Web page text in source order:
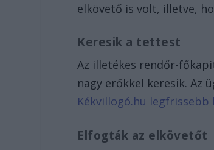
elkövető is volt, illetve,
Keresik a tettest
Az illetékes rendőr-
nagy erőkkel keresik. Az
Kékvillogó.hu
Elfogták az elkövetőt